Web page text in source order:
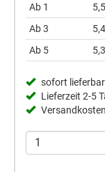
Ab 1
Ab 3
Ab 5
sofort lieferbar
Lieferzeit 2-5
Versandkosten